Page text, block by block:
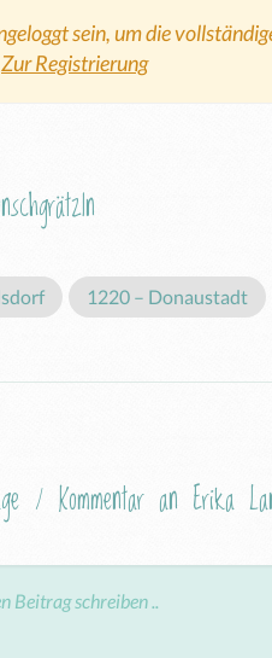
sein, um die
Zur Registrierung
1220 – Donaustadt
/ Kommentar an Erika